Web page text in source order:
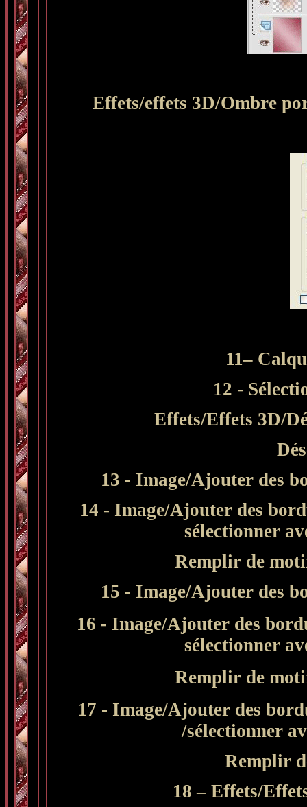
Effets/effets 3D/Ombre
11–
12 -
Effets/Effets 3D/
13 - Image/Ajouter des
14 - Image/Ajouter des
sélectionner
Remplir de
15 - Image/Ajouter des
16 - Image/Ajouter des
sélectionner
Remplir de
17 - Image/Ajouter des
/sélectionner
Remplir
18 – Effets/